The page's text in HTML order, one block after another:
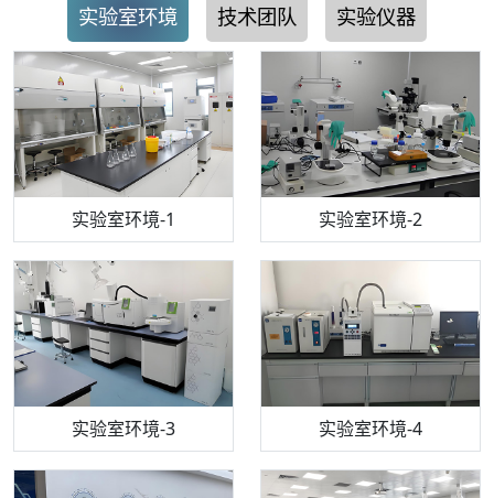
实验室环境 技术团队 实验仪器
实验室环境-1 实验室环境-2
实验室环境-3 实验室环境-4
机构质检技术员-1 机构质检技术员-2
机构质检技术员-3 机构质检技术员-4
步入式恒温恒湿试验箱 电感耦合等离子体光谱仪
高效液相色谱仪 流式细胞仪